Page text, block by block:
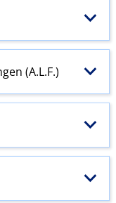
(A.L.F.)